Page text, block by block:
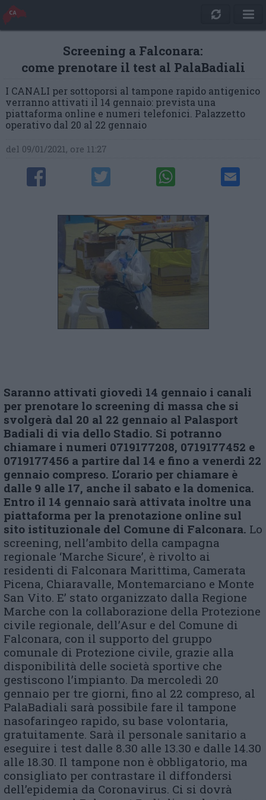
Screening a Falconara:
come prenotare il test al PalaBadiali
I CANALI per sottoporsi al tampone rapido antigenico
verranno attivati il 14 gennaio: prevista una
piattaforma online e numeri telefonici. Palazzetto
operativo dal 20 al 22 gennaio
del 09/01/2021, ore 11:27
Saranno attivati giovedì 14 gennaio i canali
per prenotare lo screening di massa che si
svolgerà dal 20 al 22 gennaio al Palasport
Badiali di via dello Stadio. Si potranno
chiamare i numeri 0719177208, 0719177452 e
0719177456 a partire dal 14 e fino a venerdì 22
gennaio compreso. L’orario per chiamare è
dalle 9 alle 17, anche il sabato e la domenica.
Entro il 14 gennaio sarà attivata inoltre una
piattaforma per la prenotazione online sul
sito istituzionale del Comune di Falconara. Lo
screening, nell’ambito della campagna
regionale ‘Marche Sicure’, è rivolto ai
residenti di Falconara Marittima, Camerata
Picena, Chiaravalle, Montemarciano e Monte
San Vito. E’ stato organizzato dalla Regione
Marche con la collaborazione della Protezione
civile regionale, dell’Asur e del Comune di
Falconara, con il supporto del gruppo
comunale di Protezione civile, grazie alla
disponibilità delle società sportive che
gestiscono l’impianto. Da mercoledì 20
gennaio per tre giorni, fino al 22 compreso, al
PalaBadiali sarà possibile fare il tampone
nasofaringeo rapido, su base volontaria,
gratuitamente. Sarà il personale sanitario a
eseguire i test dalle 8.30 alle 13.30 e dalle 14.30
alle 18.30. Il tampone non è obbligatorio, ma
consigliato per contrastare il diffondersi
dell’epidemia da Coronavirus. Ci si dovrà